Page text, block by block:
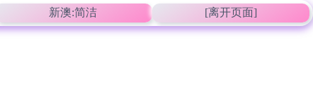
新澳:简洁 [离开页面]